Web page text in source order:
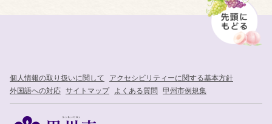
個人情報の取り扱いに関して アクセシビリティーに関する基本方針
外国語への対応 サイトマップ よくある質問 甲州市例規集